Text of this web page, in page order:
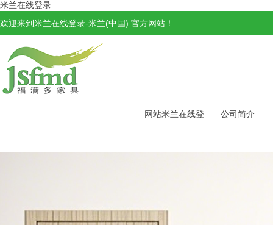
米兰在线登录
欢迎来到米兰在线登录-米兰(中国) 官方网站！
网站米兰在线登 公司简介